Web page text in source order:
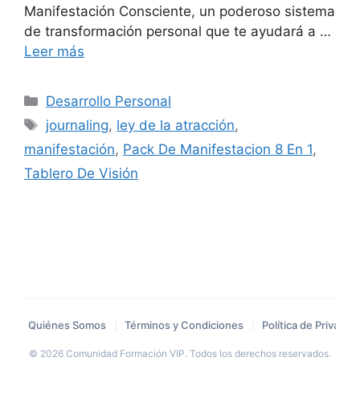
Manifestación Consciente, un poderoso sistema
de transformación personal que te ayudará a …
Leer más
Categorías
Desarrollo Personal
Etiquetas
journaling, ley de la atracción,
manifestación, Pack De Manifestacion 8 En 1,
Tablero De Visión
Quiénes Somos Términos y Condiciones Política de
© 2026 Comunidad Formación VIP. Todos los derechos reservados.